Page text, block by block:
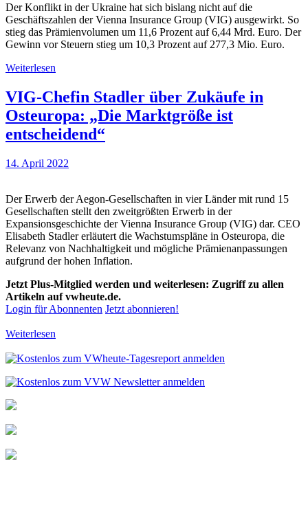
Der Konflikt in der Ukraine hat sich bislang nicht auf die
Geschäftszahlen der Vienna Insurance Group (VIG) ausgewirkt. So
stieg das Prämienvolumen um 11,6 Prozent auf 6,44 Mrd. Euro. Der
Gewinn vor Steuern stieg um 10,3 Prozent auf 277,3 Mio. Euro.
Weiterlesen
VIG-Chefin Stadler über Zukäufe in
Osteuropa: „Die Marktgröße ist
entscheidend“
14. April 2022
Der Erwerb der Aegon-Gesellschaften in vier Länder mit rund 15
Gesellschaften stellt den zweitgrößten Erwerb in der
Expansionsgeschichte der Vienna Insurance Group (VIG) dar. CEO
Elisabeth Stadler erläutert die Wachstumspläne in Osteuropa, die
Relevanz von Nachhaltigkeit und mögliche Prämienanpassungen
aufgrund der hohen Inflation.
Jetzt Plus-Mitglied werden und weiterlesen: Zugriff zu allen
Artikeln auf vwheute.de.
Login für Abonnenten Jetzt abonnieren!
Weiterlesen